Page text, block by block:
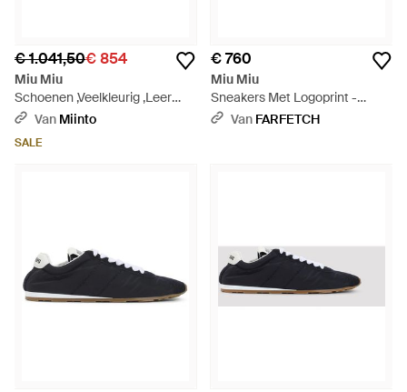
€ 1.041,50€ 854
Miu Miu
Schoenen ,Veelkleurig ,Leer
Gymnasium Sneaker - Bruin
Van Miinto
SALE
€ 760
Miu Miu
Sneakers Met Logoprint -
Blauw
Van FARFETCH